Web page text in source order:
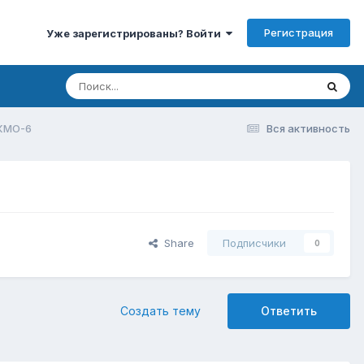
Уже зарегистрированы? Войти Регистрация
Вся активность
6
Share Подписчики 0
Ответить
Создать тему